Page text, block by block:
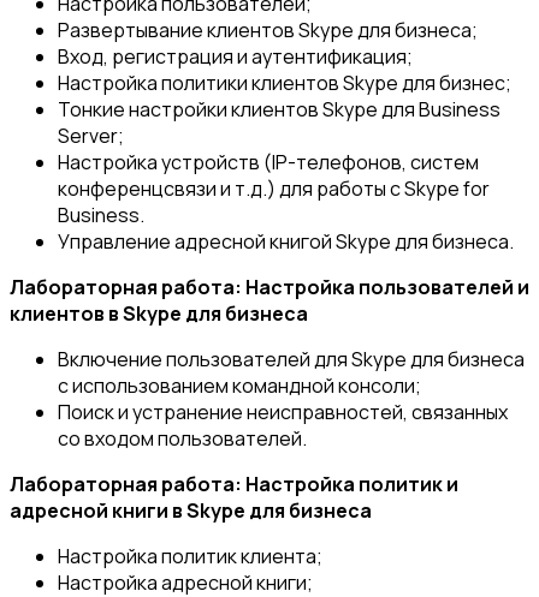
Развертывание клиентов Skype для бизнеса;
Вход, регистрация и аутентификация;
Настройка политики клиентов Skype для бизнес;
Тонкие настройки клиентов Skype для Business
Server;
Настройка устройств (IP-телефонов, систем
конференцсвязи и т.д.) для работы с Skype for
Business.
Управление адресной книгой Skype для бизнеса.
Лабораторная работа: Настройка пользователей и
клиентов в Skype для бизнеса
Включение пользователей для Skype для бизнеса
с использованием командной консоли;
Поиск и устранение неисправностей, связанных
со входом пользователей.
Лабораторная работа: Настройка политик и
адресной книги в Skype для бизнеса
Настройка политик клиента;
Настройка адресной книги;